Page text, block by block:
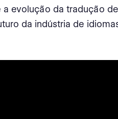
evolução da tradução
da indústria de